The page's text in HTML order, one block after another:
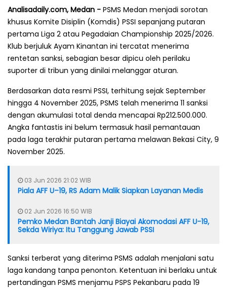
Analisadaily.com, Medan - PSMS Medan menjadi sorotan
khusus Komite Disiplin (Komdis) PSSI sepanjang putaran
pertama Liga 2 atau Pegadaian Championship 2025/2026.
Klub berjuluk Ayam Kinantan ini tercatat menerima
rentetan sanksi, sebagian besar dipicu oleh perilaku
suporter di tribun yang dinilai melanggar aturan.
Berdasarkan data resmi PSSI, terhitung sejak September
hingga 4 November 2025, PSMS telah menerima 11 sanksi
dengan akumulasi total denda mencapai Rp212.500.000.
Angka fantastis ini belum termasuk hasil pemantauan
pada laga terakhir putaran pertama melawan Bekasi City, 9
November 2025.
03 Jun 2026 21:02 WIB
Piala AFF U–19, RS Adam Malik Siapkan Layanan Medis
02 Jun 2026 16:50 WIB
Pemko Medan Bantah Janji Biayai Akomodasi AFF U-19,
Sekda Wiriya: Itu Tanggung Jawab PSSI
Sanksi terberat yang diterima PSMS adalah menjalani satu
laga kandang tanpa penonton. Ketentuan ini berlaku untuk
pertandingan PSMS menjamu PSPS Pekanbaru pada 19